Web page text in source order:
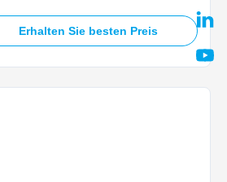
actuator significantly reduces on-
servicing frequency for remote
Erhalten Sie besten Preis